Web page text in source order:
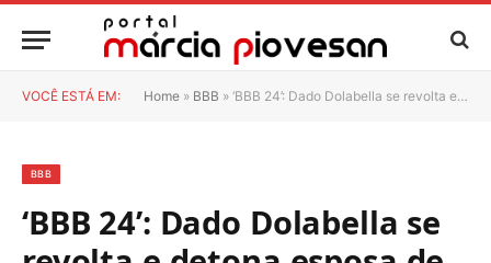
VOCÊ ESTÁ EM: Home » BBB » ‘BBB 24’: Dado Dolabella se revolta e detona esposa de Davi: ‘Trouxa’
BBB
‘BBB 24’: Dado Dolabella se